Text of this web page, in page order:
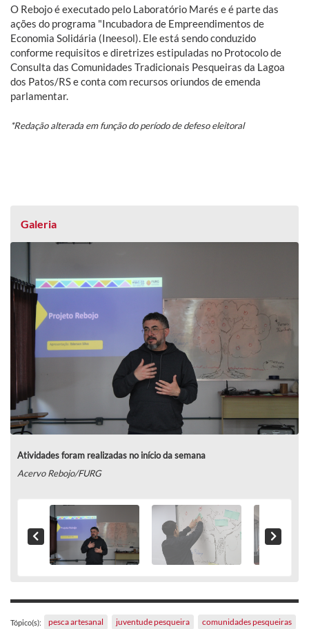
O Rebojo é executado pelo Laboratório Marés e é parte das
ações do programa "Incubadora de Empreendimentos de
Economia Solidária (Ineesol). Ele está sendo conduzido
conforme requisitos e diretrizes estipuladas no Protocolo de
Consulta das Comunidades Tradicionais Pesqueiras da Lagoa
dos Patos/RS e conta com recursos oriundos de emenda
parlamentar.
*Redação alterada em função do período de defeso eleitoral
Galeria
Atividades foram realizadas no início da semana
Acervo Rebojo/FURG
Tópico(s): pesca artesanal juventude pesqueira comunidades pesqueiras